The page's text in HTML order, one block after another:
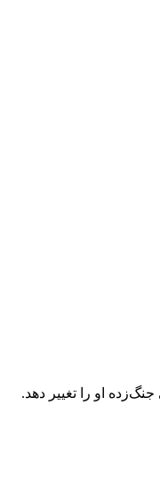
او را تغییر دهد.